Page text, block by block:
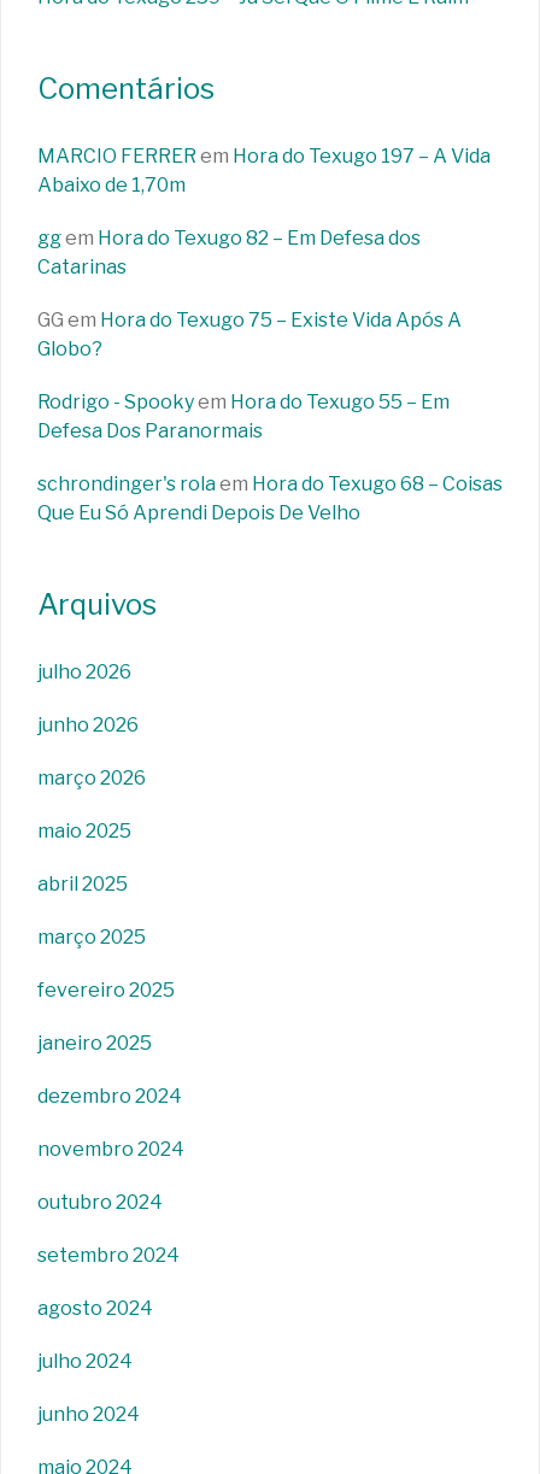
Comentários
MARCIO FERRER em Hora do Texugo 197 – A Vida
Abaixo de 1,70m
ggem Hora do Texugo 82 – Em Defesa dos
Catarinas
GG em Hora do Texugo 75 – Existe Vida Após A
Globo?
Rodrigo - Spookyem Hora do Texugo 55 – Em
Defesa Dos Paranormais
schrondinger's rolaem Hora do Texugo 68 – Coisas
Que Eu Só Aprendi Depois De Velho
Arquivos
julho 2026
junho 2026
março 2026
maio 2025
abril 2025
março 2025
fevereiro 2025
janeiro 2025
dezembro 2024
novembro 2024
outubro 2024
setembro 2024
agosto 2024
julho 2024
junho 2024
maio 2024